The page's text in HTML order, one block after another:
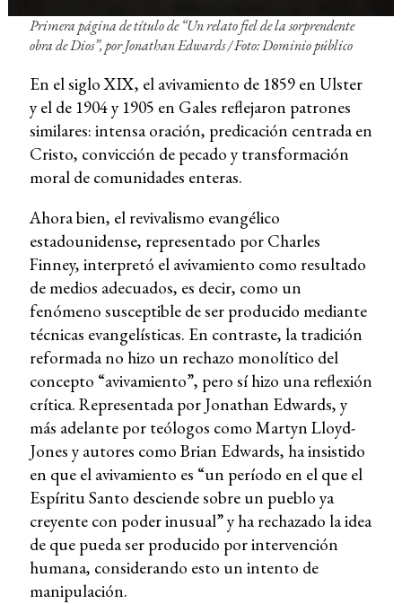
Primera página de título de “Un relato fiel de la sorprendente
obra de Dios”, por Jonathan Edwards/ Foto: Dominio público
En el siglo XIX, el avivamiento de 1859 en Ulster
y el de 1904 y 1905 en Gales reflejaron patrones
similares: intensa oración, predicación centrada en
Cristo, convicción de pecado y transformación
moral de comunidades enteras.
Ahora bien, el revivalismo evangélico
estadounidense, representado por Charles
Finney, interpretó el avivamiento como resultado
de medios adecuados, es decir, como un
fenómeno susceptible de ser producido mediante
técnicas evangelísticas. En contraste, la tradición
reformada no hizo un rechazo monolítico del
concepto “avivamiento”, pero sí hizo una reflexión
crítica. Representada por Jonathan Edwards, y
más adelante por teólogos como Martyn Lloyd-
Jones y autores como Brian Edwards, ha insistido
en que el avivamiento es “un período en el que el
Espíritu Santo desciende sobre un pueblo ya
creyente con poder inusual” y ha rechazado la idea
de que pueda ser producido por intervención
humana, considerando esto un intento de
manipulación.